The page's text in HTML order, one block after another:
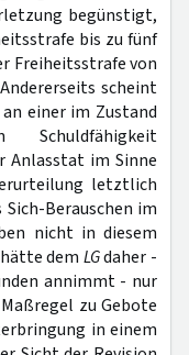
begünstigt,
bis zu fünf
Freiheitsstrafe von
scheint
einer im Zustand
Schuldfähigkeit
Anlasstat im Sinne
letztlich
Berauschen im
nicht in diesem
dem LGdaher -
annimmt - nur
zu Gebote
in einem